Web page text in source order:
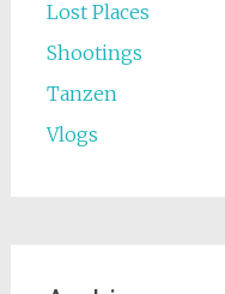
Lost Places
Shootings
Tanzen
Vlogs